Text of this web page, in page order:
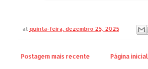
at quinta-feira, dezembro 25, 2025
Postagem mais recente Página inicial